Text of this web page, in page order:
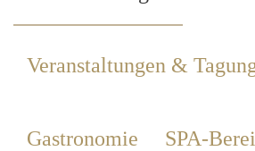
Veranstaltungen &
Gastronomie SPA-